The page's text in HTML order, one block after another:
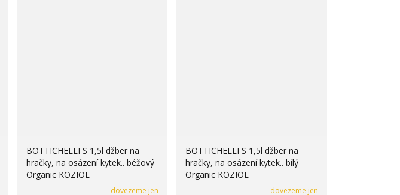
BOTTICHELLI S 1,5l džber na
hračky, na osázení kytek.. béžový
Organic KOZIOL
dovezeme jen
BOTTICHELLI S 1,5l džber na
hračky, na osázení kytek.. bílý
Organic KOZIOL
dovezeme jen